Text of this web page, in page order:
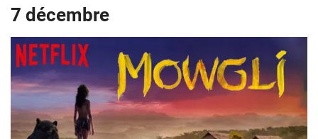
7 décembre